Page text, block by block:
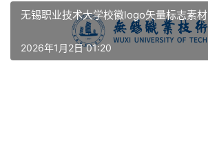
首
页
资
无锡职业技术大学校徽logo矢量标志素材
2026年1月2日 01:20